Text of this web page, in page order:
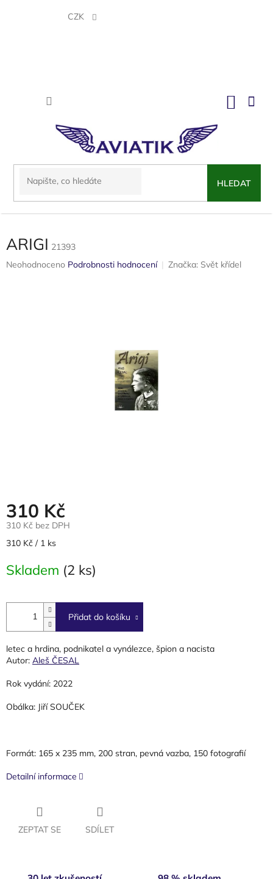
CZK
HLEDAT
ARIGI 21393
Průměrné
Neohodnoceno Podrobnosti hodnocení Značka: Svět křídel
310 Kč
310 Kč bez DPH
Měrná
310 Kč / 1 ks
Skladem (2 ks)
Přidat do košíku
letec a hrdina, podnikatel a vynálezce, špion a nacista
Autor: Aleš ČESAL
Rok vydání: 2022
Obálka: Jiří SOUČEK
Formát: 165 x 235 mm, 200 stran, pevná vazba, 150 fotografií
Detailní informace
ZEPTAT SE SDÍLET